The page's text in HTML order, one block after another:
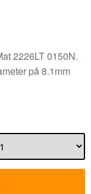
2226LT 0150N.
på 8.1mm